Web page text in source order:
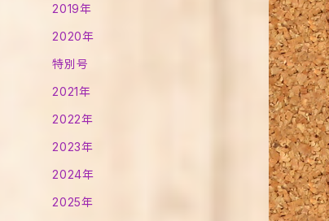
2019年
2020年
特別号
2021年
2022年
2023年
2024年
2025年